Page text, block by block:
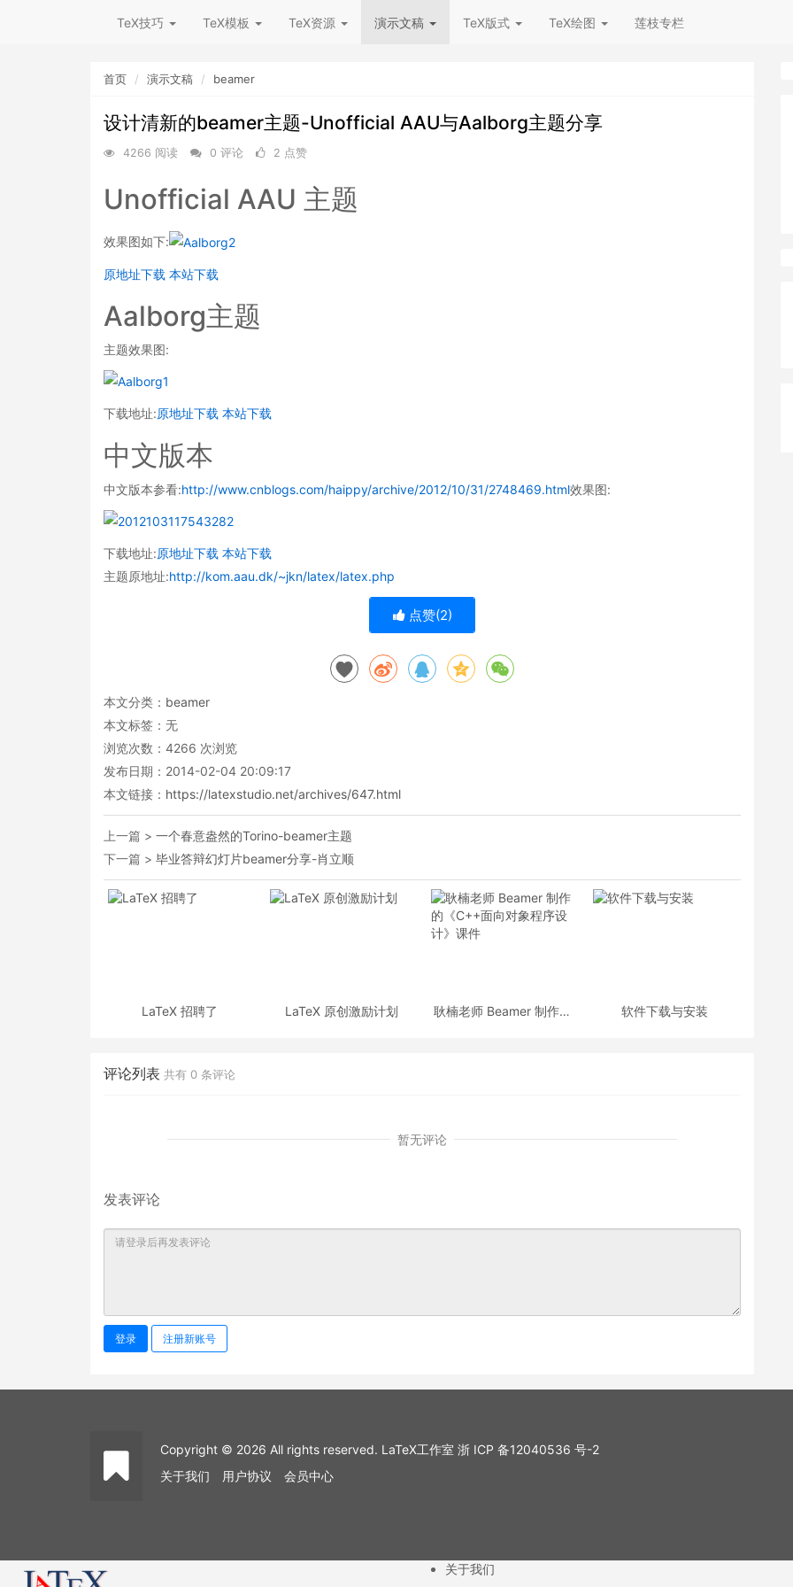
TeX技巧 TeX模板 TeX资源 演示文稿 TeX版式 TeX绘图 莲枝专栏
首页 演示文稿 beamer
设计清新的beamer主题-Unofficial AAU与Aalborg主题分享
4266 阅读 0 评论 2 点赞
Unofficial AAU 主题
效果图如下:
原地址下载 本站下载
Aalborg主题
主题效果图:
下载地址:原地址下载 本站下载
中文版本
中文版本参看:http://www.cnblogs.com/haippy/archive/2012/10/31/2748469.html效果图:
下载地址:原地址下载 本站下载
主题原地址:http://kom.aau.dk/~jkn/latex/latex.php
点赞(2)
本文分类： beamer
本文标签：无
浏览次数： 4266 次浏览
发布日期：2014-02-04 20:09:17
本文链接： https://latexstudio.net/archives/647.html
上一篇 > 一个春意盎然的Torino-beamer主题
下一篇 > 毕业答辩幻灯片beamer分享-肖立顺
LaTeX 招聘了 LaTeX 原创激励计划
耿楠老师 Beamer 制作的
软件下载与安装
评论列表 共有 0 条评论
暂无评论
发表评论
登录 注册新账号
Copyright © 2026 All rights reserved. LaTeX工作室 浙 ICP 备12040536 号-2
关于我们
用户协议 会员中心
关于我们